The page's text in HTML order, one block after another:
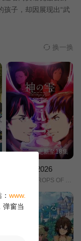
第12集
孩子，却因展现出“武
弟的降生，这个职责
路之下，她投奔远房
宣布解除婚约——这
下，玛丽亚却惨遭悔
姐的爆笑恋爱喜剧正
换一换
更新至18集
神之水滴2026
THE DROPS OF GOD/Kami no Shizuku/
www.
弹窗当